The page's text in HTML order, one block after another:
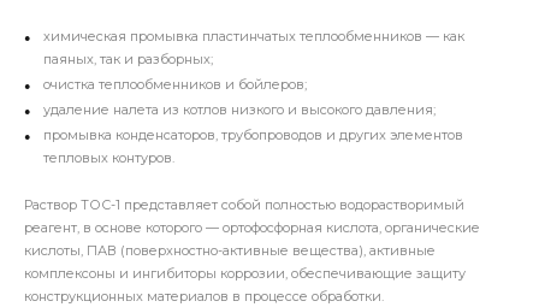
химическая промывка пластинчатых теплообменников — как
паяных, так и разборных;
очистка теплообменников и бойлеров;
удаление налета из котлов низкого и высокого давления;
промывка конденсаторов, трубопроводов и других элементов
тепловых контуров.
Раствор ТОС-1 представляет собой полностью водорастворимый
реагент, в основе которого — ортофосфорная кислота, органические
кислоты, ПАВ (поверхностно-активные вещества), активные
комплексоны и ингибиторы коррозии, обеспечивающие защиту
конструкционных материалов в процессе обработки.